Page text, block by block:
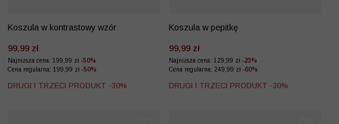
Koszula w kontrastowy wzór
99,99 zł
Najniższa cena: 199,99 zł -50%
Cena regularna: 199,99 zł -50%
DRUGI I TRZECI PRODUKT -30%
Koszula w pepitkę
99,99 zł
Najniższa cena: 129,99 zł -23%
Cena regularna: 249,99 zł -60%
DRUGI I TRZECI PRODUKT -30%